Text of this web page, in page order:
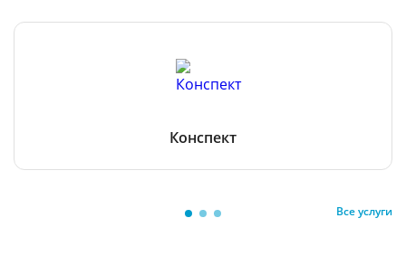
Конспект
Все услуги